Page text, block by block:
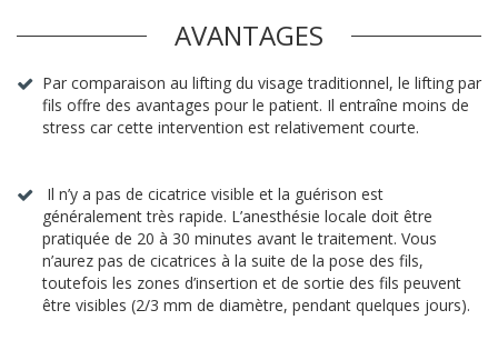
AVANTAGES
Par comparaison au lifting du visage traditionnel, le lifting par
fils offre des avantages pour le patient. Il entraîne moins de
stress car cette intervention est relativement courte.
Il n’y a pas de cicatrice visible et la guérison est
généralement très rapide. L’anesthésie locale doit être
pratiquée de 20 à 30 minutes avant le traitement. Vous
n’aurez pas de cicatrices à la suite de la pose des fils,
toutefois les zones d’insertion et de sortie des fils peuvent
être visibles (2/3 mm de diamètre, pendant quelques jours).